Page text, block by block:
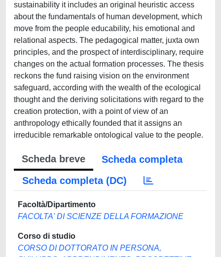
sustainability it includes an original heuristic access
about the fundamentals of human development, which
move from the people educability, his emotional and
relational aspects. The pedagogical matter, juxta own
principles, and the prospect of interdisciplinary, require
changes on the actual formation processes. The thesis
reckons the fund raising vision on the environment
safeguard, according with the wealth of the ecological
thought and the deriving solicitations with regard to the
creation protection, with a point of view of an
anthropology ethically founded that it assigns an
irreducible remarkable ontological value to the people.
Scheda breve
Scheda completa
Scheda completa (DC)
Facoltà/Dipartimento
FACOLTA' DI SCIENZE DELLA FORMAZIONE
Corso di studio
CORSO DI DOTTORATO IN PERSONA,